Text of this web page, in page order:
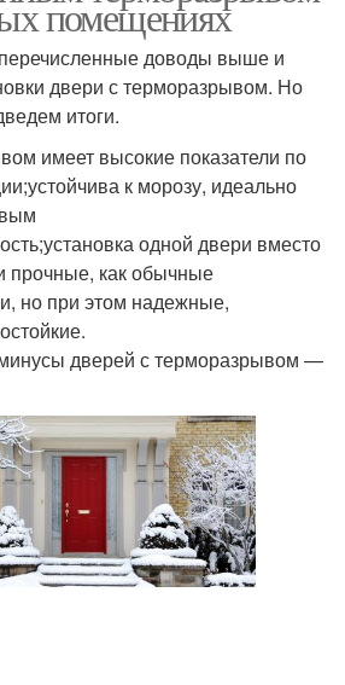
помещениях
доводы выше и
двери с терморазрывом. Но
итоги.
имеет высокие показатели по
к морозу, идеально
одной двери вместо
прочные, как обычные
но при этом надежные,
дверей с терморазрывом —